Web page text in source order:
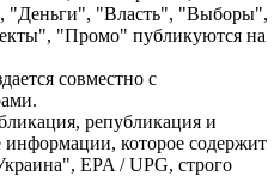
"Деньги", "Власть", "Выборы",
"Промо" публикуются на
совместно с
републикация и
информации, которое содержит
EPA / UPG, строго